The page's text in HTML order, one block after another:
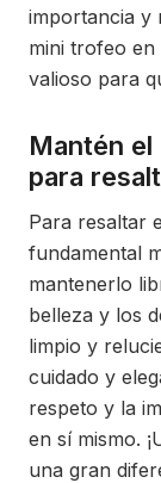
importancia y
mini trofeo
valioso para
Mantén
para
Para resaltar
fundamental
mantenerlo
belleza y los
limpio y
cuidado y
respeto y la
en sí mismo.
una gran